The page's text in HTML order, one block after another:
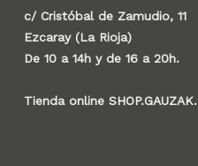
c/ Cristóbal de Zamudio, 11
Ezcaray (La Rioja)
De 10 a 14h y de 16 a 20h.
Tienda online SHOP.GAUZAK.